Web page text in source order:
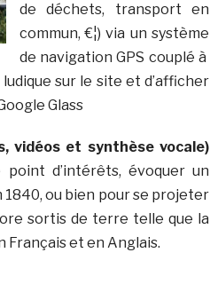
de déchets, transport en
commun, €¦) via un système
de navigation GPS couplé à
sur le site et d’afficher
Glass
vidéos et synthèse vocale)
d’intérêts, évoquer un
ou bien pour se projeter
sortis de terre telle que la
Français et en Anglais.